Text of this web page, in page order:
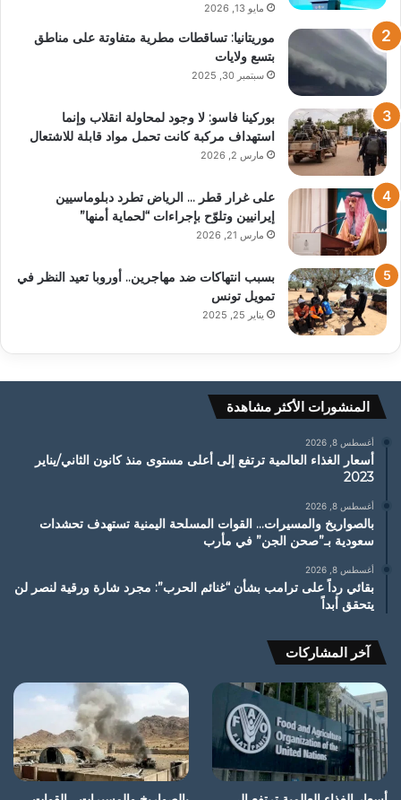
مايو 13, 2026
موريتانيا: تساقطات مطرية متفاوتة على مناطق
بتسع ولايات
سبتمبر 30, 2025
بوركينا فاسو: لا وجود لمحاولة انقلاب وإنما
استهداف مركبة كانت تحمل مواد قابلة للاشتعال
مارس 2, 2026
على غرار قطر … الرياض تطرد دبلوماسيين
إيرانيين وتلوّح بإجراءات “لحماية أمنها”
مارس 21, 2026
بسبب انتهاكات ضد مهاجرين.. أوروبا تعيد النظر في
تمويل تونس
يناير 25, 2025
المنشورات الأكثر مشاهدة
أغسطس 8, 2026
أسعار الغذاء العالمية ترتفع إلى أعلى مستوى منذ كانون الثاني/يناير
2023
أغسطس 8, 2026
بالصواريخ والمسيرات… القوات المسلحة اليمنية تستهدف تحشدات
سعودية بـ”صحن الجن” في مأرب
أغسطس 8, 2026
بقائي رداً على ترامب بشأن “غنائم الحرب”: مجرد شارة ورقية لنصر لن
يتحقق أبداً
آخر المشاركات